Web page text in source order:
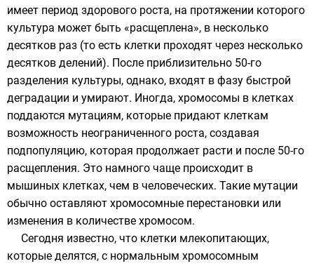
имеет период здорового роста, на протяжении которого
культура может быть «расщеплена», в несколько
десятков раз (то есть клетки проходят через несколько
десятков делений). После приблизительно 50-го
разделения культуры, однако, входят в фазу быстрой
деградации и умирают. Иногда, хромосомы в клетках
поддаются мутациям, которые придают клеткам
возможность неограниченного роста, создавая
подпопуляцию, которая продолжает расти и после 50-го
расщепления. Это намного чаще происходит в
мышиных клетках, чем в человеческих. Такие мутации
обычно оставляют хромосомные перестановки или
изменения в количестве хромосом.
Сегодня известно, что клетки млекопитающих,
которые делятся, с нормальным хромосомным